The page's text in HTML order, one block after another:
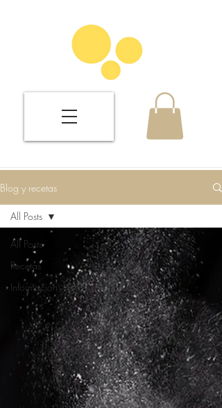
Blog y recetas
All Posts
Recetas
Información
All Posts